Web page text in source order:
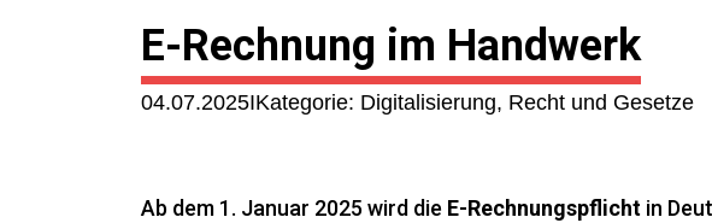
E-Rechnung im Handwerk
04.07.2025 Kategorie: Digitalisierung, Recht und Gesetze
Ab dem 1. Januar 2025 wird die E-Rechnungspflicht in